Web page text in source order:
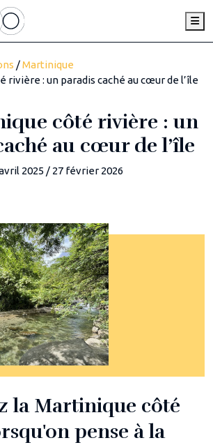
/Martinique
rivière : un paradis caché au cœur de l’île
côté rivière : un
au cœur de l’île
2025 / 27 février 2026
la Martinique côté
pense à la